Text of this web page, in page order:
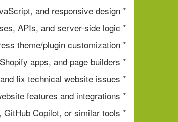
* Strong knowledge of front-end development: HTML, CSS, JavaScript, and responsive design.
* Good knowledge of back-end development: PHP, databases, APIs, and server-side logic.
* Experience with Shopify Liquid and WordPress theme/plugin customization.
* Experience with Elementor, WooCommerce, Shopify apps, and page builders.
* Ability to debug and fix technical website issues.
* Ability to create custom website features and integrations.
* Experience using AI tools such as Claude, ChatGPT, GitHub Copilot, or similar tools.